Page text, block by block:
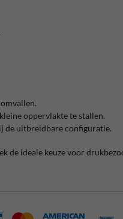
oppervlakte te stallen.
de uitbreidbare configuratie.
ideale keuze voor